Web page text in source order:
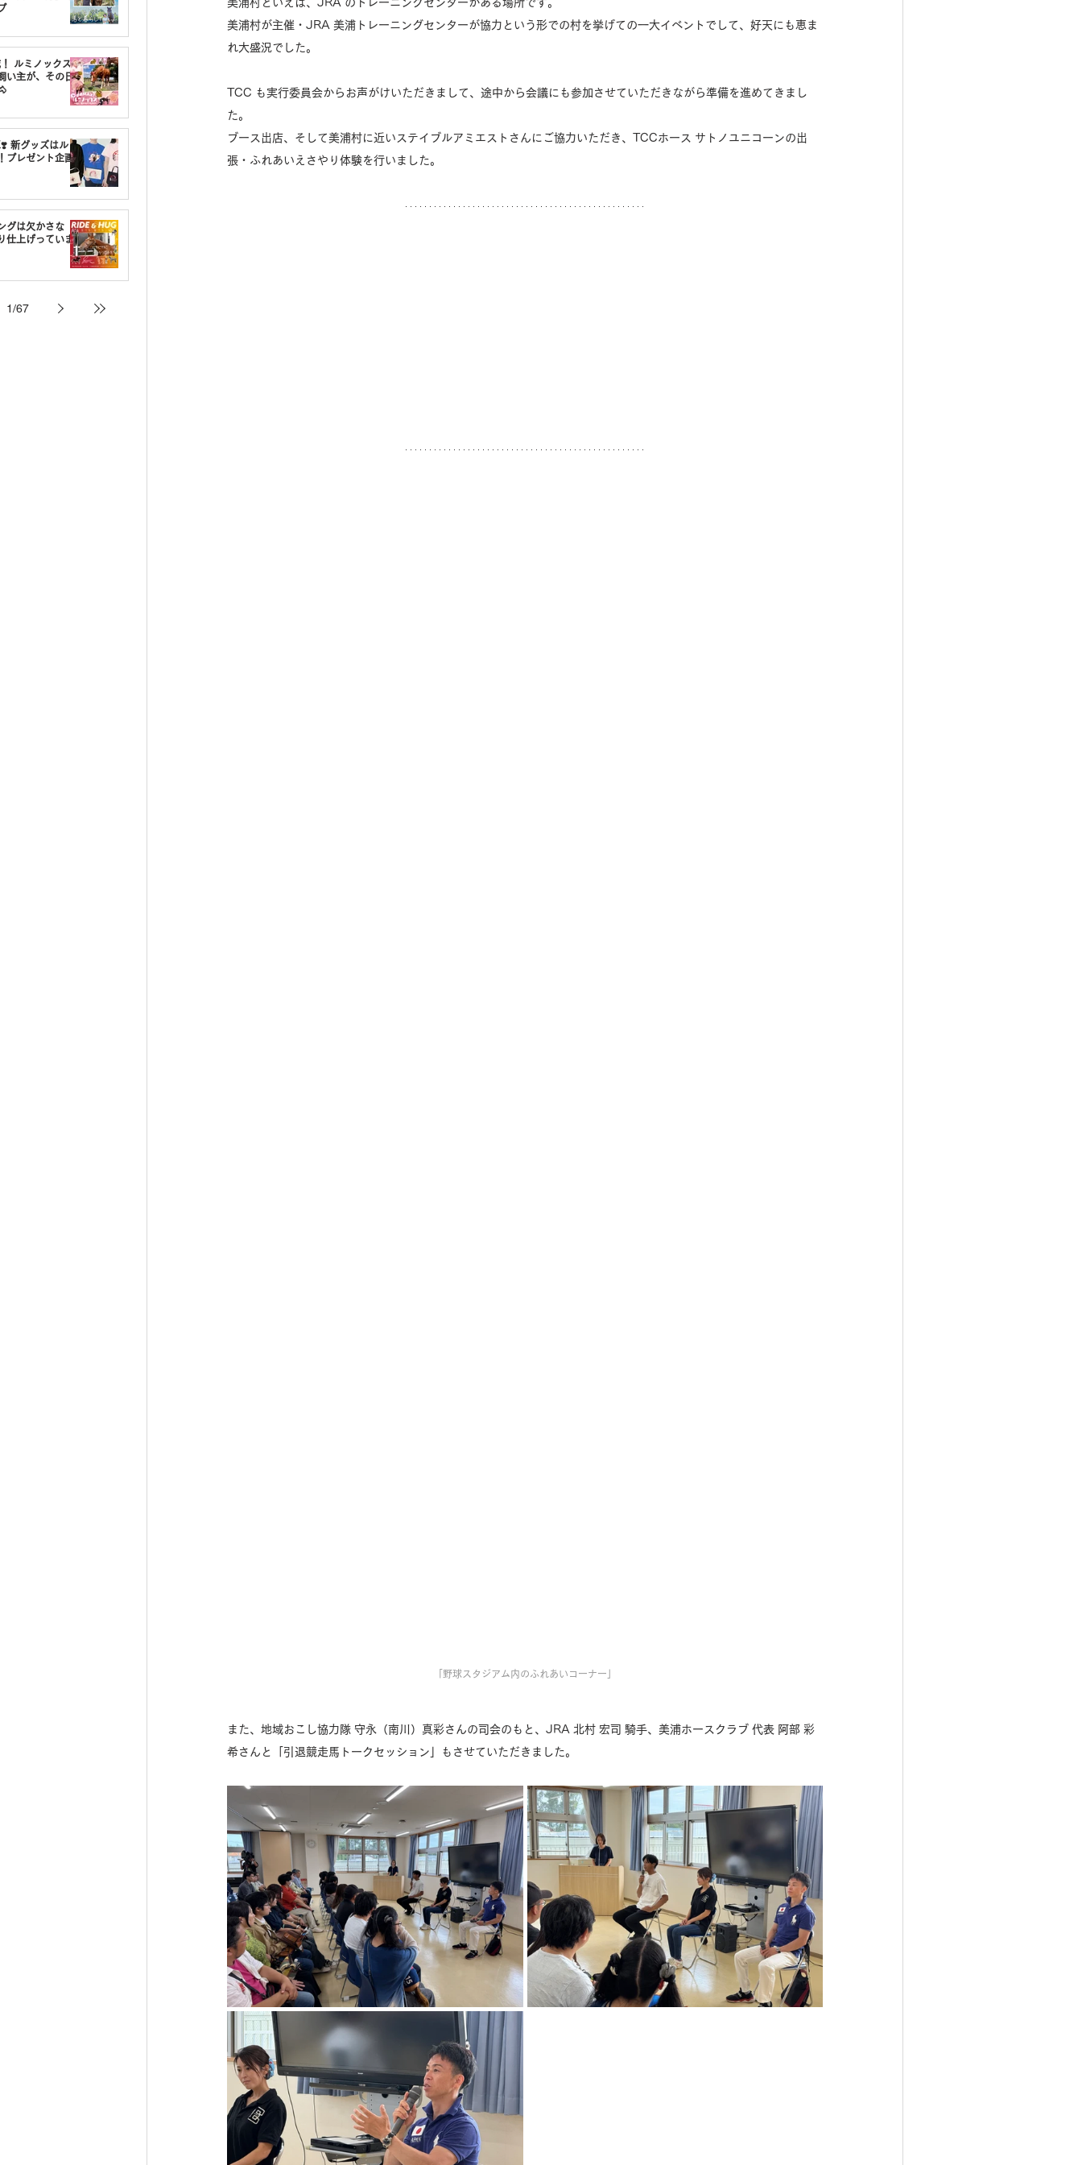
ルミノックスの
い主が、その日
新グッズはルミ
プレゼント企画
グは欠かさな
仕上げっていま
1/67
美浦村が主催・JRA 美浦トレーニングセンターが協力という形での村を挙げての一大イベントでして、好天にも恵ま
れ大盛況でした。
TCC も実行委員会からお声がけいただきまして、途中から会議にも参加させていただきながら準備を進めてきまし
た。
ブース出店、そして美浦村に近いステイブルアミエストさんにご協力いただき、TCCホース サトノユニコーンの出
張・ふれあいえさやり体験を行いました。
「野球スタジアム内のふれあいコーナー」
また、地域おこし協力隊 守永（南川）真彩さんの司会のもと、JRA 北村 宏司 騎手、美浦ホースクラブ 代表 阿部 彩
希さんと「引退競走馬トークセッション」もさせていただきました。